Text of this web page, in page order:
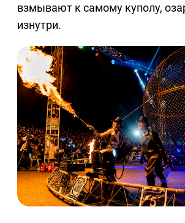
взмывают к самому куполу,
изнутри.